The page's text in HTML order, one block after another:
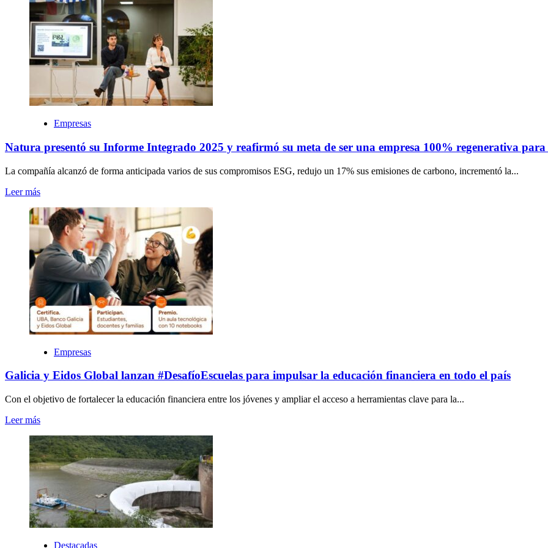
Empresas
Natura presentó su Informe Integrado 2025 y reafirmó su meta de ser una empresa 100% regenerativa para
La compañía alcanzó de forma anticipada varios de sus compromisos ESG, redujo un 17% sus emisiones de carbono, incrementó la...
Leer más
Empresas
Galicia y Eidos Global lanzan #DesafíoEscuelas para impulsar la educación financiera en todo el país
Con el objetivo de fortalecer la educación financiera entre los jóvenes y ampliar el acceso a herramientas clave para la...
Leer más
Destacadas